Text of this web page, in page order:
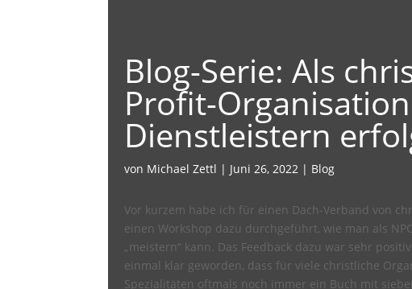
Blog-Serie: Als
Profit-
Dienstleistern
von Michael Zettl | Juni 26, 2022 | Blog
Vor kurzem habe ich für einen Dach-Verband von
einen Workshop dazu durchgeführt, wie man als
„meistern“ kann. Das Feedback dazu war sehr
einmal klar geworden, dass für viele christliche
Spezialitäten oftmals noch immer ein Buch mit